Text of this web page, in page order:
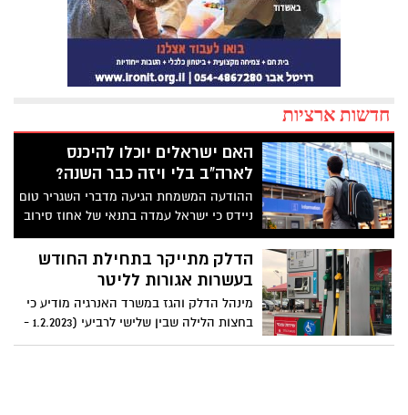
חדשות ארציות
האם ישראלים יוכלו להיכנס
לארה"ב בלי ויזה כבר השנה?
ההודעה המשמחת הגיעה מדברי השגריר טום
ניידס כי ישראל עמדה בתנאי של אחוז סירוב
שעמד על פחות מ-3%. להערכת שר החוץ אלי
כהן ישראלים יוכלו כבר השנה לבקר בארצות
הברית ללא צורך
הדלק מתייקר בתחילת החודש
בעשרות אגורות לליטר
מינהל הדלק והגז במשרד האנרגיה מודיע כי
בחצות הלילה שבין שלישי לרביעי (1.2.2023 -
31.1.2023) יעודכנו מחירי מוצרי הדלק